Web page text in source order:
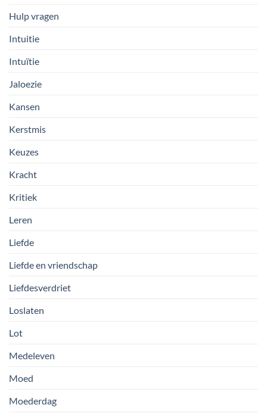
Hulp vragen
Intuitie
Intuïtie
Jaloezie
Kansen
Kerstmis
Keuzes
Kracht
Kritiek
Leren
Liefde
Liefde en vriendschap
Liefdesverdriet
Loslaten
Lot
Medeleven
Moed
Moederdag